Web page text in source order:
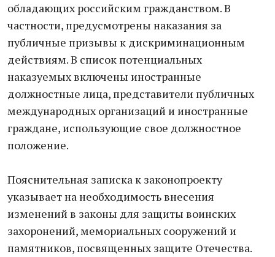
обладающих российским гражданством. В
частности, предусмотрены наказания за
публичные призывы к дискриминационным
действиям. В список потенциальных
наказуемых включены иностранные
должностные лица, представители публичных
международных организаций и иностранные
граждане, использующие свое должностное
положение.
Пояснительная записка к законопроекту
указывает на необходимость внесения
изменений в законы для защиты воинских
захоронений, мемориальных сооружений и
памятников, посвященных защите Отечества.